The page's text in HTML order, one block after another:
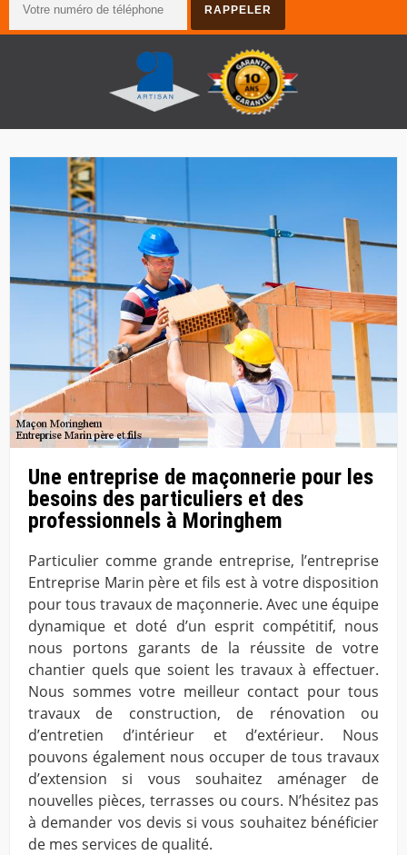
Une entreprise de maçonnerie pour les
besoins des particuliers et des
professionnels à Moringhem
Particulier comme grande entreprise, l’entreprise
Entreprise Marin père et fils est à votre disposition
pour tous travaux de maçonnerie. Avec une équipe
dynamique et doté d’un esprit compétitif, nous
nous portons garants de la réussite de votre
chantier quels que soient les travaux à effectuer.
Nous sommes votre meilleur contact pour tous
travaux de construction, de rénovation ou
d’entretien d’intérieur et d’extérieur. Nous
pouvons également nous occuper de tous travaux
d’extension si vous souhaitez aménager de
nouvelles pièces, terrasses ou cours. N’hésitez pas
à demander vos devis si vous souhaitez bénéficier
de mes services de qualité.